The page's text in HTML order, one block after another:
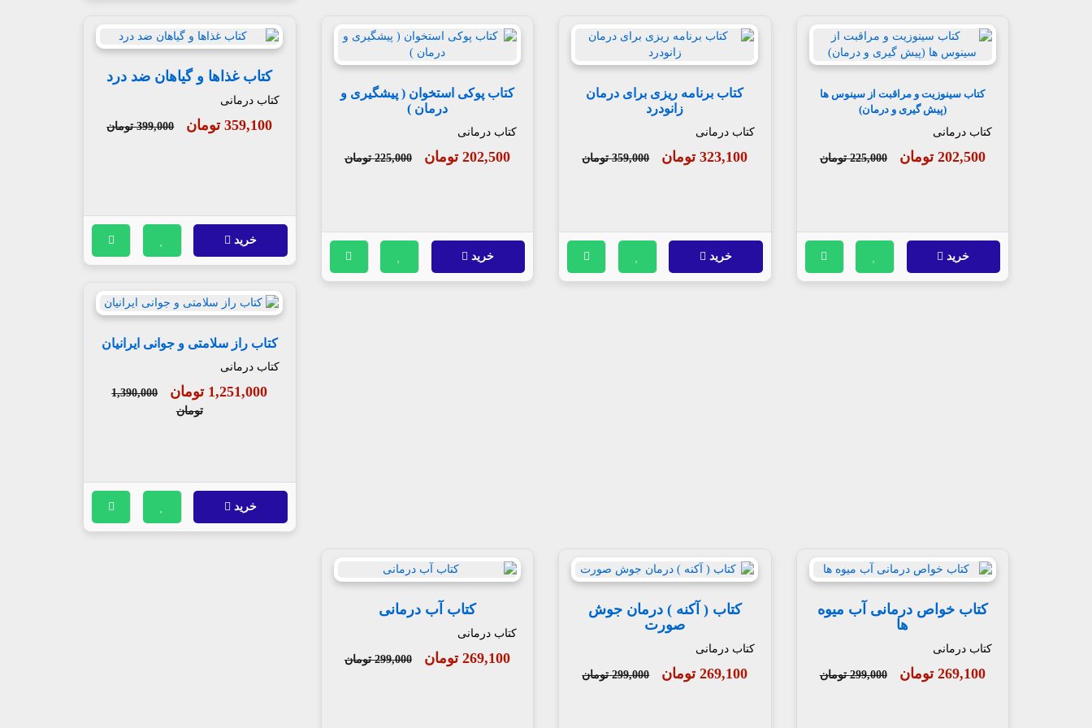
کتاب سینوزیت و مراقبت از سینوس ها
(پیش گیری و درمان)
کتاب درمانی
202,500 تومان 225,000 تومان
خرید
کتاب برنامه ریزی برای درمان
زانودرد
کتاب درمانی
323,100 تومان 359,000 تومان
خرید
کتاب پوکی استخوان ( پیشگیری و
درمان )
کتاب درمانی
202,500 تومان 225,000 تومان
خرید
کتاب غذاها و گیاهان ضد درد
کتاب درمانی
359,100 تومان 399,000 تومان
خرید
کتاب راز سلامتی و جوانی ایرانیان
کتاب درمانی
1,251,000 تومان
1,390,000
تومان
خرید
کتاب خواص درمانی آب میوه
ها
کتاب درمانی
269,100 تومان 299,000 تومان
کتاب ( آکنه ) درمان جوش
صورت
کتاب درمانی
269,100 تومان 299,000 تومان
کتاب آب درمانی
کتاب درمانی
269,100 تومان 299,000 تومان